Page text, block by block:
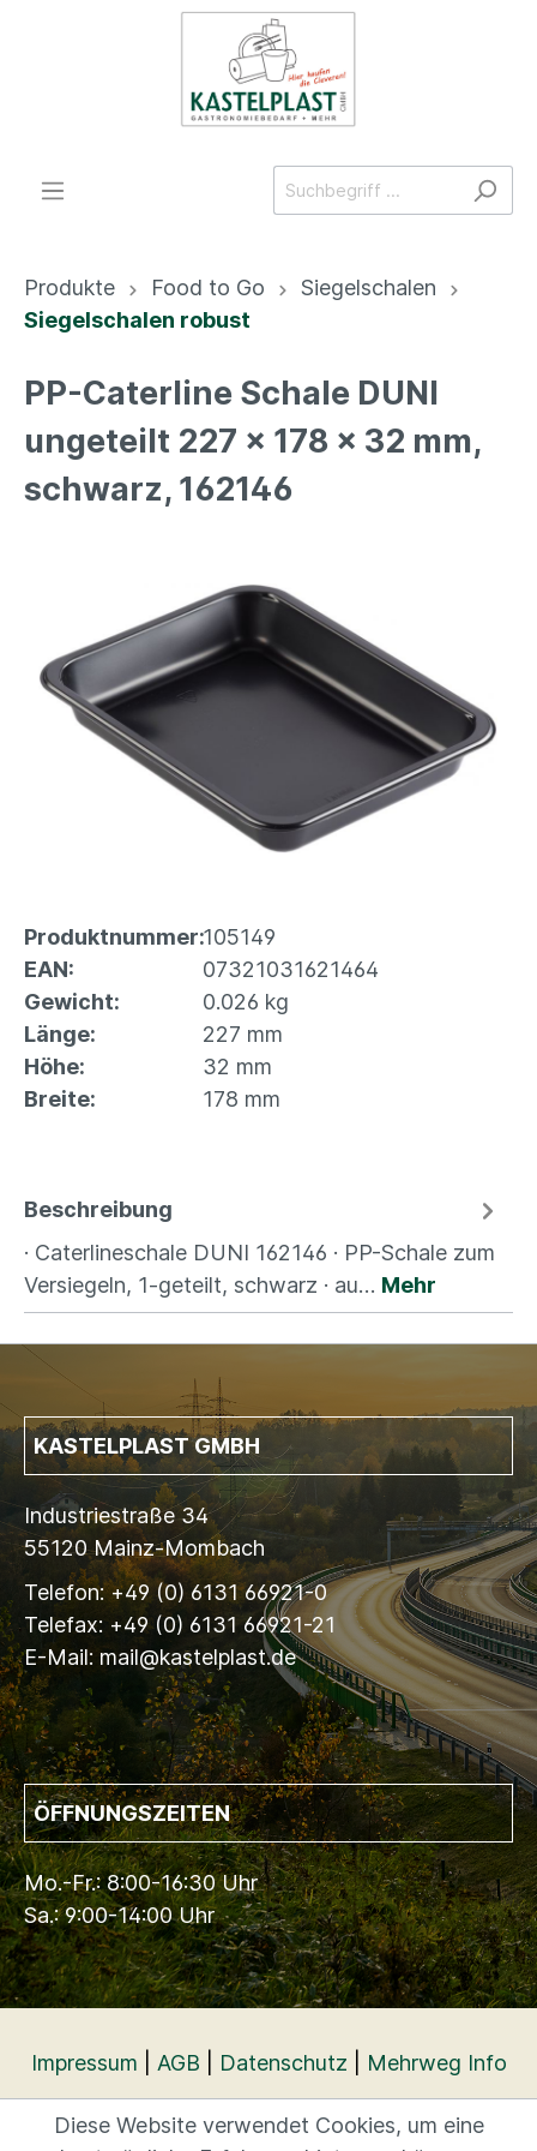
Produkte Food to Go
Siegelschalen
Siegelschalen robust
PP-Caterline Schale DUNI
ungeteilt 227 x 178 x 32 mm,
schwarz, 162146
Produktnummer:105149
EAN:
07321031621464
Gewicht:
0.026 kg
Länge:
227 mm
Höhe:
32 mm
Breite:
178 mm
Beschreibung
· Caterlineschale DUNI 162146 · PP-Schale zum
Versiegeln, 1-geteilt, schwarz · au… Mehr
KASTELPLAST GMBH
Industriestraße 34
55120 Mainz-Mombach
Telefon: +49 (0) 6131 66921-0
Telefax: +49 (0) 6131 66921-21
E-Mail: mail@kastelplast.de
ÖFFNUNGSZEITEN
Mo.-Fr.: 8:00-16:30 Uhr
Sa.: 9:00-14:00 Uhr
Impressum AGB Datenschutz Mehrweg Info
Diese Website verwendet Cookies, um eine